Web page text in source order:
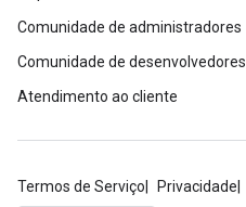
Comunidade de administradores
Comunidade de desenvolvedores
Atendimento ao cliente
Termos de Serviço Privacidade